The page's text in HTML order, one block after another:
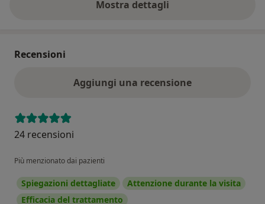
Mostra dettagli
sull'indirizzo
Recensioni
Aggiungi una recensione
24 recensioni
Più menzionato dai pazienti
Spiegazioni dettagliate
Attenzione durante la visita
Efficacia del trattamento